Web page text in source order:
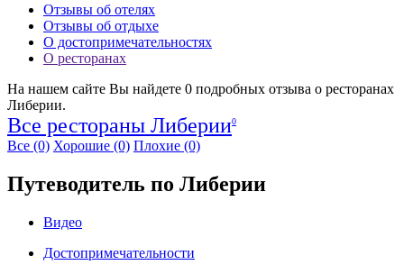
Отзывы об отелях
Отзывы об отдыхе
О достопримечательностях
О ресторанах
На нашем сайте Вы найдете 0 подробных отзыва о ресторанах
Либерии.
Все рестораны Либерии0
Все (0) Хорошие (0) Плохие (0)
Путеводитель по Либерии
Видео
Достопримечательности